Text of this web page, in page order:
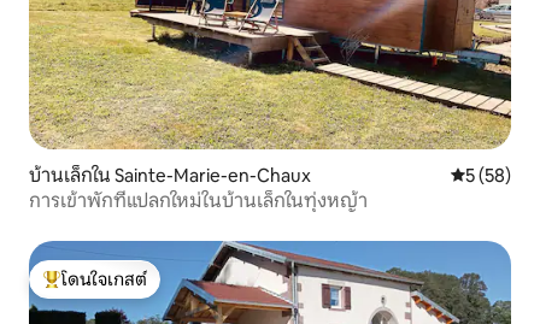
บ้านเล็กใน Sainte-Marie-en-Chaux คะแนนเฉลี่
5 (58)
การเข้าพักที่แปลกใหม่ในบ้านเล็กในทุ่งหญ้า
โดนใจเกสต์ที่สุด
โดนใจเกสต์